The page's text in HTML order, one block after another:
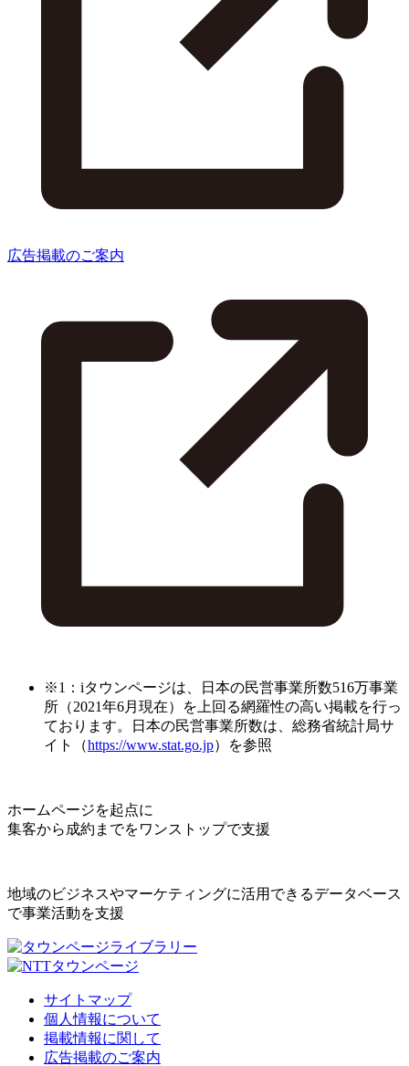
広告掲載のご案内
※1：iタウンページは、日本の民営事業所数516万事業
所（2021年6月現在）を上回る網羅性の高い掲載を行っ
ております。日本の民営事業所数は、総務省統計局サ
イト（https://www.stat.go.jp）を参照
ホームページを起点に
集客から成約までをワンストップで支援
地域のビジネスやマーケティングに活用できるデータベース
で事業活動を支援
サイトマップ
個人情報について
掲載情報に関して
広告掲載のご案内